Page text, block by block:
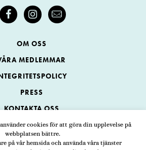
cookies för att göra din upplevelse på
webbplatsen bättre.
på vår hemsida och använda våra tjänster
OM OSS
MEDLEMMAR
PRESS
KONTAKTA OSS
Folkets Hus och Parker